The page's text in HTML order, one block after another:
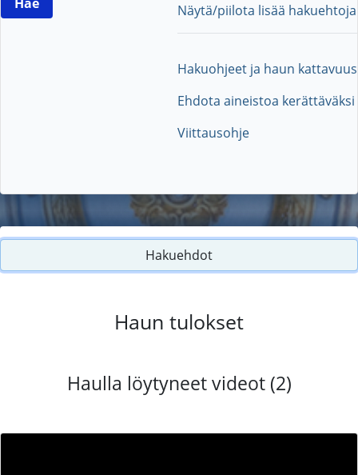
Näytä/piilota lisää hakuehtoja
Hakuohjeet ja haun kattavuus
Ehdota aineistoa kerättäväksi
Viittausohje
Hakuehdot
Haun tulokset
Haulla löytyneet videot (2)